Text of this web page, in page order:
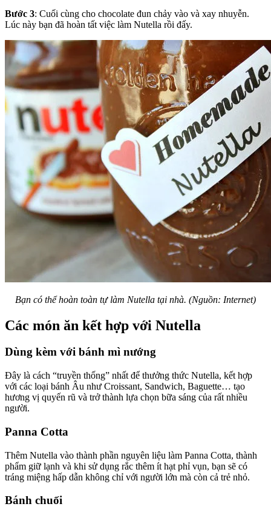
Bước 3: Cuối cùng cho chocolate đun chảy vào và xay nhuyễn.
Lúc này bạn đã hoàn tất việc làm Nutella rồi đấy.
Bạn có thể hoàn toàn tự làm Nutella tại nhà. (Nguồn: Internet)
Các món ăn kết hợp với Nutella
Dùng kèm với bánh mì nướng
Đây là cách “truyền thống” nhất để thưởng thức Nutella, kết hợp
với các loại bánh Âu như Croissant, Sandwich, Baguette… tạo
hương vị quyến rũ và trở thành lựa chọn bữa sáng của rất nhiều
người.
Panna Cotta
Thêm Nutella vào thành phần nguyên liệu làm Panna Cotta, thành
phẩm giữ lạnh và khi sử dụng rắc thêm ít hạt phỉ vụn, bạn sẽ có
tráng miệng hấp dẫn không chỉ với người lớn mà còn cả trẻ nhỏ.
Bánh chuối